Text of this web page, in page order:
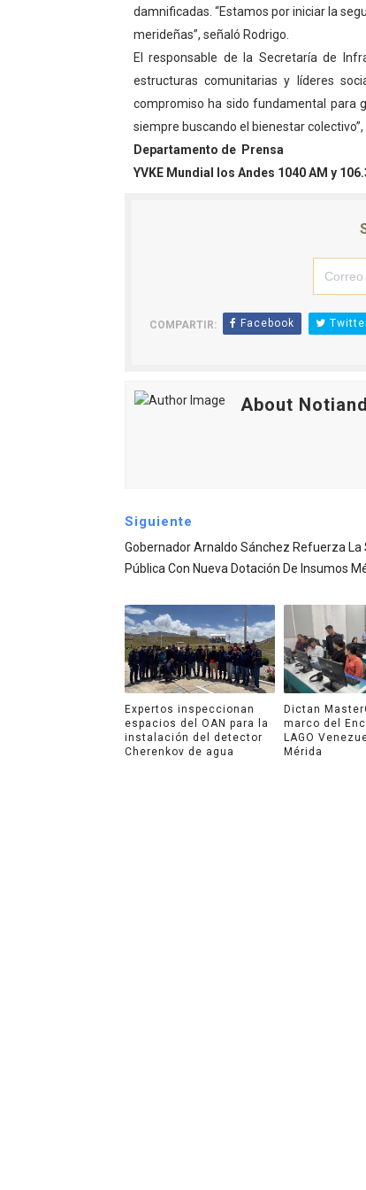
Mincomunas
Expertos
Dictan MasterClass
Campo Elías avanza
Encuentro estadal
damnificadas. “Estamos por iniciar la
merideñas”, señaló Rodrigo.
El responsable de la Secretaría de
estructuras comunitarias y líderes
compromiso ha sido fundamental para
siempre buscando el bienestar colectivo”,
Departamento de Prensa
YVKE Mundial los Andes 1040 AM y
COMPARTIR: Facebook
About
Siguiente
Gobernador Arnaldo Sánchez Refuerza La
Pública Con Nueva Dotación De Insumos
Expertos inspeccionan
espacios del OAN para la
instalación del detector
Cherenkov de agua
Dictan
marco del
LAGO
Mérida